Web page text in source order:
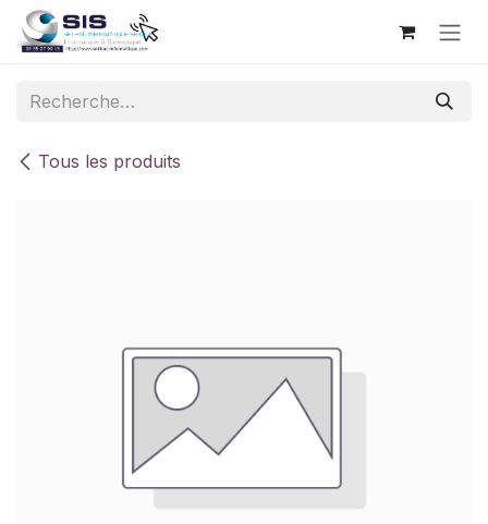
Se rendre au contenu
Tous les produits